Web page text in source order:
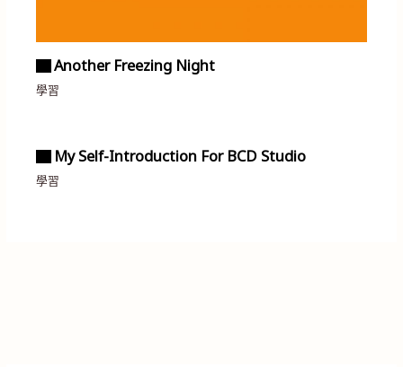
▇ Another Freezing Night
學習
▇ My Self-Introduction For BCD Studio
學習